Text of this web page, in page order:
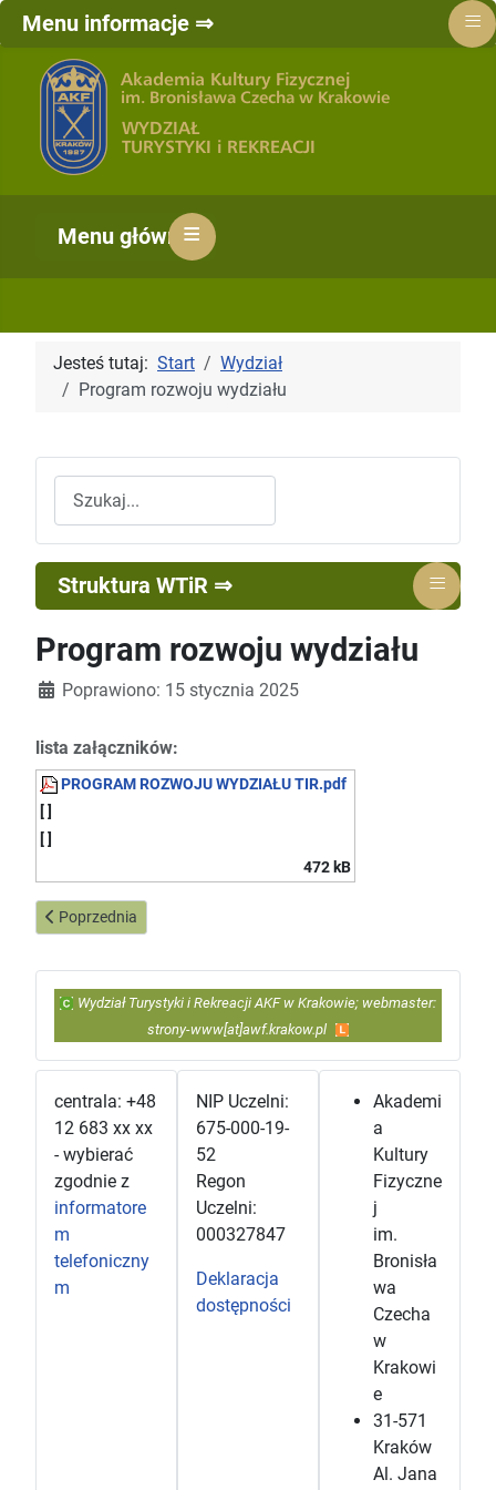
Menu główne ⇒
≡
Jesteś tutaj: Start
Wydział
Program rozwoju wydziału
Struktura WTiR ⇒ ≡
Program rozwoju wydziału
Szczegóły
Poprawiono: 15 stycznia 2025
lista załączników:
PROGRAM ROZWOJU WYDZIAŁU TIR.pdf
[ ]
[ ]
472 kB
Poprzednia strona: Egzamin licencjacki
Poprzednia
Wydział Turystyki i Rekreacji AKF w Krakowie; webmaster:
strony-www[at]awf.krakow.pl
centrala: +48
12 683 xx xx
- wybierać
zgodnie z
informatore
m
telefoniczny
m
NIP Uczelni:
675-000-19-
52
Regon
Uczelni:
000327847
Deklaracja
dostępności
Akademi
a
Kultury
Fizyczne
j
im.
Bronisła
wa
Czecha
w
Krakowi
e
31-571
Kraków
Al. Jana
Menu informacje ⇒ ≡